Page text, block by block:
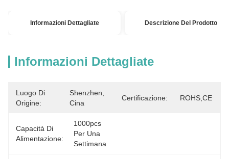
Informazioni Dettagliate Descrizione Del Prodotto
Informazioni Dettagliate
Luogo Di
Origine:
Shenzhen,
Cina
Certificazione: ROHS,CE
Capacità Di
Alimentazione:
1000pcs
Per Una
Settimana